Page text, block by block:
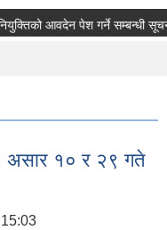
आवदेन पेश गर्ने सम्बन्धी सूचना
१० र २९ गते